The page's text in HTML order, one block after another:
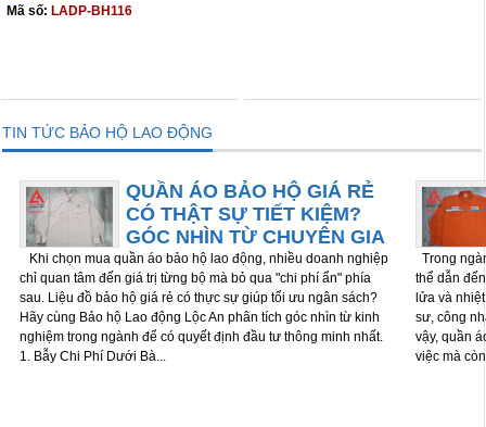
Mã số: LADP-BH116
TIN TỨC BẢO HỘ LAO ĐỘNG
QUẦN ÁO BẢO HỘ GIÁ RẺ
CÓ THẬT SỰ TIẾT KIỆM?
GÓC NHÌN TỪ CHUYÊN GIA
Khi chọn mua quần áo bảo hộ lao động, nhiều doanh nghiệp
chỉ quan tâm đến giá trị từng bộ mà bỏ qua "chi phí ẩn" phía
sau. Liệu đồ bảo hộ giá rẻ có thực sự giúp tối ưu ngân sách?
Hãy cùng Bảo hộ Lao động Lộc An phân tích góc nhìn từ kinh
nghiệm trong ngành để có quyết định đầu tư thông minh nhất.
1. Bẫy Chi Phí Dưới Bà...
Trong
thể dẫn
lửa và
sư, công
vậy, quần
việc mà